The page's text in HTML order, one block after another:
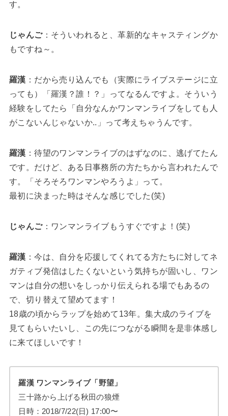
す。
じゃんご：そういわれると、革新的なキャスティングか
もですね～。
羅漢 ：だから売り込んでも（実際にライブステージに立
っても）「羅漢？誰！？」ってなるんですよ。そういう
経験をしてたら「自分なんかワンマンライブをしても人
がこないんじゃないか..」って考えちゃうんです。
羅漢 ：待望のワンマンライブのはずなのに、逃げてたん
です。だけど、ある日事務所の方たちから言われたんで
す。「そろそろワンマンやろうよ」って。
最初に決まった時はそんな感じでした(笑)
じゃんご：ワンマンライブもうすぐですよ！(笑)
羅漢 ：今は、自分を応援してくれてる方たちに対してネ
ガティブ発信はしたくないという気持ちが固いし、ワン
マンは自分の想いをしっかり伝えられる場でもあるの
で、切り替えて望めてます！
18歳の頃からラップを始めて13年。集大成のライブを
見てもらいたいし、この先につながる瞬間を是非体感し
に来てほしいです！
羅漢 ワンマンライブ「野望」
三十路から上げる秋田の狼煙
日時：2018/7/22(日) 17:00〜